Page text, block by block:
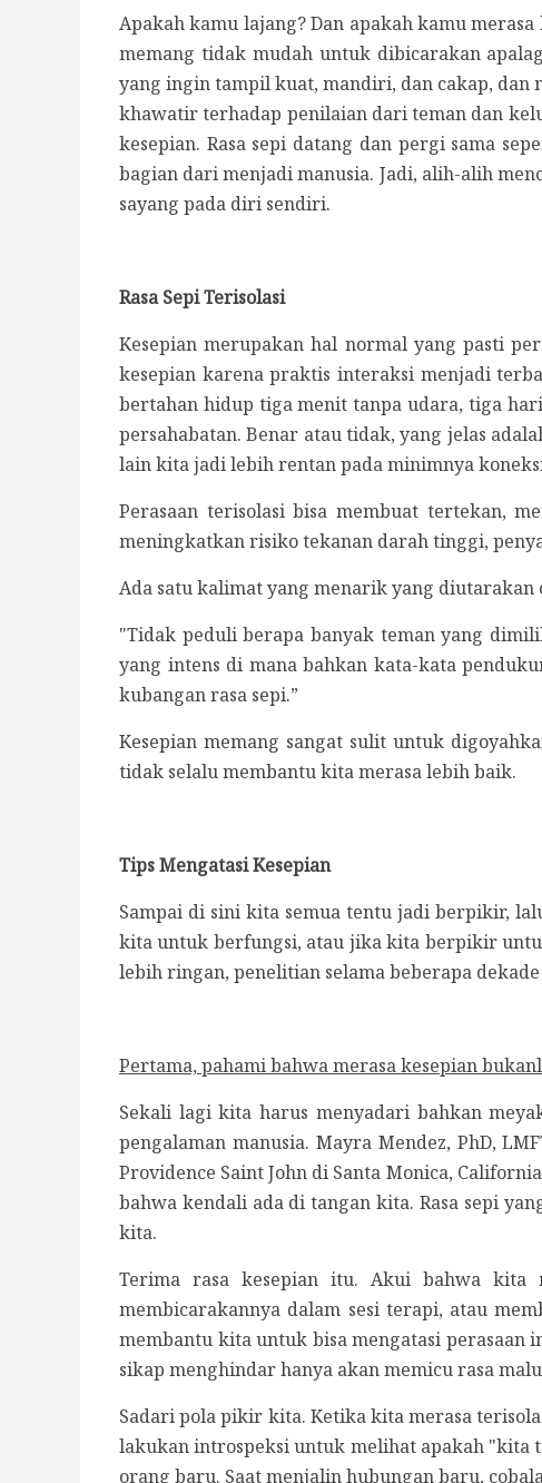
Apakah kamu lajang? Dan apakah kamu
memang tidak mudah untuk dibicarakan
yang ingin tampil kuat, mandiri, dan cakap, dan
khawatir terhadap penilaian dari teman dan
kesepian. Rasa sepi datang dan pergi sama
bagian dari menjadi manusia. Jadi, alih-alih
sayang pada diri sendiri.
Rasa Sepi Terisolasi
Kesepian merupakan hal normal yang pasti
kesepian karena praktis interaksi menjadi
bertahan hidup tiga menit tanpa udara, tiga
persahabatan. Benar atau tidak, yang jelas
lain kita jadi lebih rentan pada minimnya
Perasaan terisolasi bisa membuat tertekan,
meningkatkan risiko tekanan darah tinggi,
Ada satu kalimat yang menarik yang diutarakan
"Tidak peduli berapa banyak teman yang
yang intens di mana bahkan kata-kata
kubangan rasa sepi.”
Kesepian memang sangat sulit untuk
tidak selalu membantu kita merasa lebih baik.
Tips Mengatasi Kesepian
Sampai di sini kita semua tentu jadi berpikir,
kita untuk berfungsi, atau jika kita berpikir
lebih ringan, penelitian selama beberapa
Pertama, pahami bahwa merasa kesepian
Sekali lagi kita harus menyadari bahkan
pengalaman manusia. Mayra Mendez, PhD,
Providence Saint John di Santa Monica,
bahwa kendali ada di tangan kita. Rasa sepi
kita.
Terima rasa kesepian itu. Akui bahwa kita
membicarakannya dalam sesi terapi, atau
membantu kita untuk bisa mengatasi perasaan
sikap menghindar hanya akan memicu rasa
Sadari pola pikir kita. Ketika kita merasa
lakukan introspeksi untuk melihat apakah
orang baru. Saat menjalin hubungan baru,